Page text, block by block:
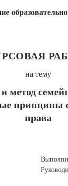
на тему
метод
принципы
права